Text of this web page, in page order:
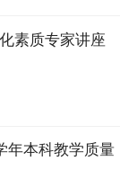
素质专家讲座
年本科教学质量